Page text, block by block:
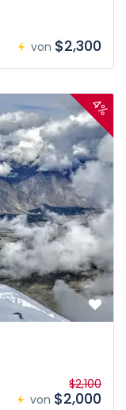
von $2,300
4%
von
$2,100
$2,000